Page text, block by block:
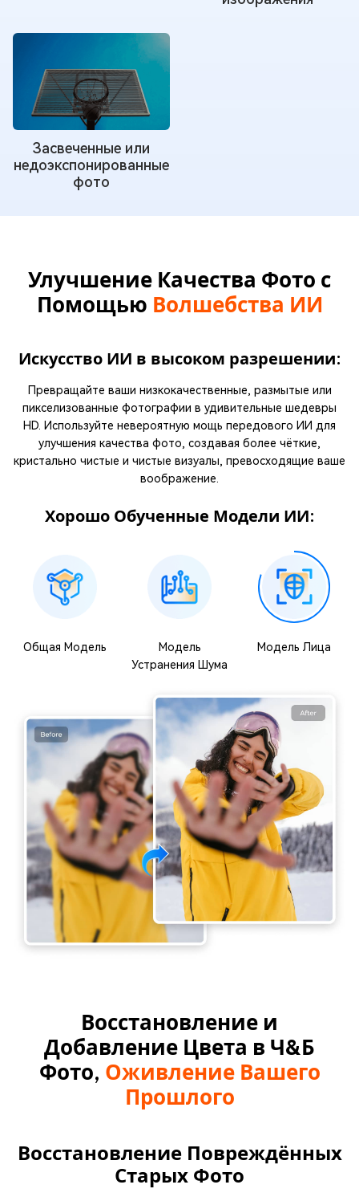
Засвеченные или
недоэкспонированные
фото
Улучшение Качества Фото с
Помощью Волшебства ИИ
Искусство ИИ в высоком разрешении:
Превращайте ваши низкокачественные, размытые или
пикселизованные фотографии в удивительные шедевры
HD. Используйте невероятную мощь передового ИИ для
улучшения качества фото, создавая более чёткие,
кристально чистые и чистые визуалы, превосходящие ваше
воображение.
Хорошо Обученные Модели ИИ:
Общая Модель
Модель
Устранения Шума
Модель Лица
Восстановление и
Добавление Цвета в Ч&Б
Фото, Оживление Вашего
Прошлого
Восстановление Повреждённых
Старых Фото